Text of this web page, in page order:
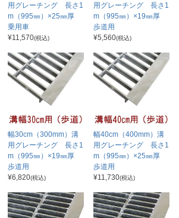
用グレーチング 長さ1
m（995㎜）×25㎜厚
乗用車
¥11,570(税込)
用グレーチング 長さ1
m（995㎜）×19㎜厚
歩道用
¥5,560(税込)
幅30cm（300mm）溝
用グレーチング 長さ1
m（995㎜）×19㎜厚
歩道用
¥6,820(税込)
幅40cm（400mm）溝
用グレーチング 長さ1
m（995㎜）×25㎜厚
歩道用
¥11,730(税込)